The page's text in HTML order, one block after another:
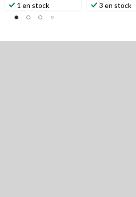
1 en stock 3 en stock